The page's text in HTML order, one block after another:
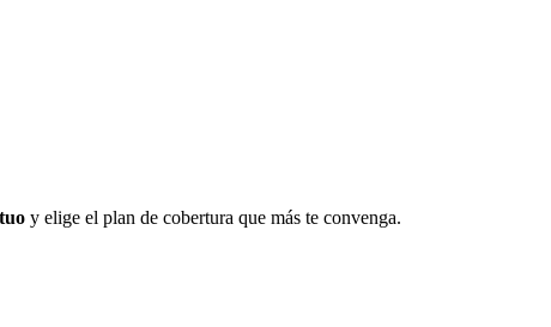
y elige el plan de cobertura que más te convenga.